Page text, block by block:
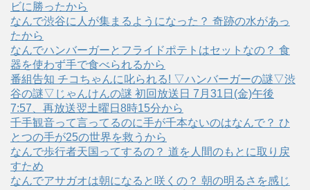
ビに勝ったから
なんで渋谷に人が集まるようになった？ 奇跡の水があっ
たから
なんでハンバーガーとフライドポテトはセットなの？ 食
器を使わず手で食べられるから
番組告知 チコちゃんに叱られる! ▽ハンバーガーの謎▽渋
谷の謎▽じゃんけんの謎 初回放送日 7月31日(金)午後
7:57、再放送翌土曜日8時15分から
千手観音って言ってるのに手が千本ないのはなんで？ ひ
とつの手が25の世界を救うから
なんで歩行者天国ってするの？ 道を人間のもとに取り戻
すため
なんでアサガオは朝になると咲くの？ 朝の明るさを感じ